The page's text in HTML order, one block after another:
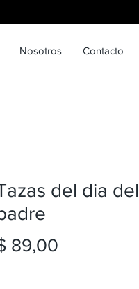
Nosotros Contacto
del dia del
89,00